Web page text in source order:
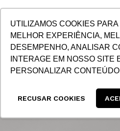
UTILIZAMOS COOKIES
MELHOR EXPERIÊNCIA,
DESEMPENHO, ANALISAR
INTERAGE EM NOSSO SITE
PERSONALIZAR
RECUSAR COOKIES
CONTEÚDO